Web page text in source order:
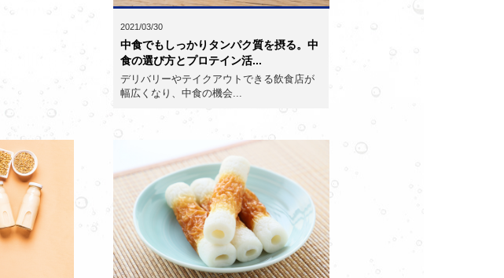
2021/03/30
中食でもしっかりタンパク質を摂る。中
食の選び方とプロテイン活...
デリバリーやテイクアウトできる飲食店が
幅広くなり、中食の機会...